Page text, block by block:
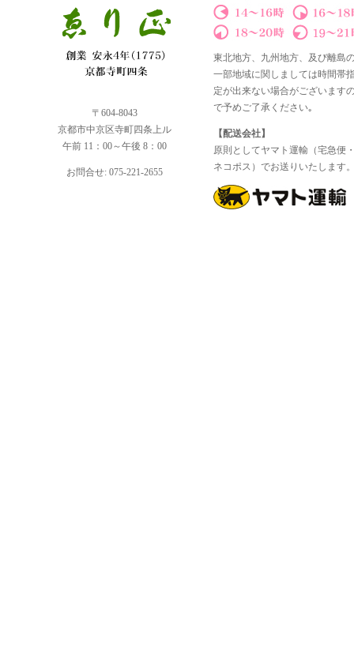
〒604-8043
京都市中京区寺町四条上ル
午前 11：00～午後 8：00
お問合せ: 075-221-2655
東北地方、九州地方、及び離島
一部地域に関しましては時間帯
定が出来ない場合がございます
で予めご了承ください｡
【配送会社】
原則としてヤマト運輸（宅急便
ネコポス）でお送りいたします